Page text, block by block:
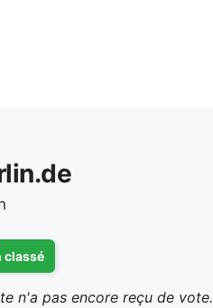
classé
n'a pas encore reçu de vote.